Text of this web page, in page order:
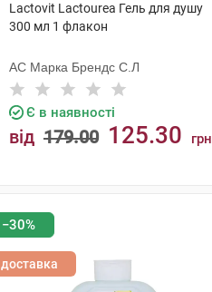
Lactovit Lactourea Гель для душу
300 мл 1 флакон
АС Марка Брендс С.Л
Є в наявності
від 179.00 125.30 грн
−30%
доставка